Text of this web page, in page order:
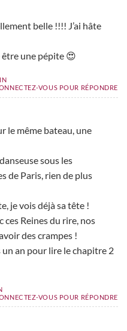
belle !!!! J’ai hâte
une pépite 😍
VOUS POUR RÉPONDRE
le même bateau, une
sous les
de Paris, rien de plus
je vois déjà sa tête !
Reines du rire, nos
des crampes !
un an pour lire le chapitre 2
VOUS POUR RÉPONDRE